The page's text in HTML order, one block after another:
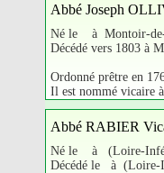
Abbé Joseph
Né le à Montoir-de-
Décédé vers 1803 à
Ordonné prêtre en
Il est nommé vicaire
Abbé RABIER
Né le à (Loire-
Décédé le à (Loire-